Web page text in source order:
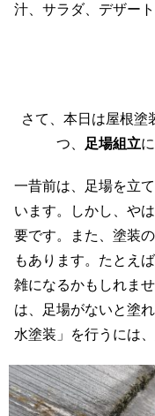
汁、サラダ、デザー
さて、本日は屋根塗
つ、
足場組立
一昔前は、足場を立
います。しかし、や
要です。また、塗装
もあります。たとえ
雑になるかもしれま
は、足場がないと塗
水塗装」を行うには